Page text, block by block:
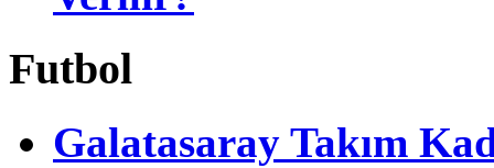
Futbol
Galatasaray Takım